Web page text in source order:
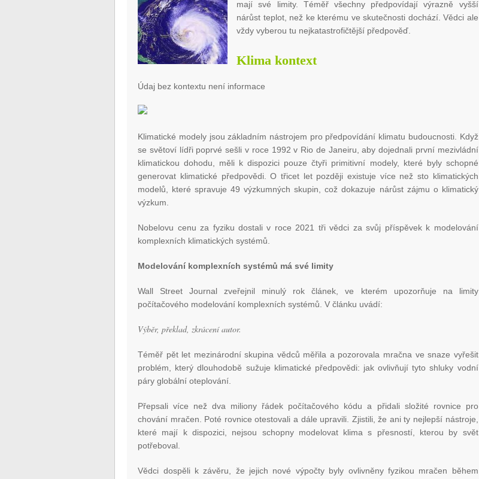
mají své limity. Téměř všechny předpovídají výrazně vyšší
nárůst teplot, než ke kterému ve skutečnosti dochází. Vědci ale
vždy vyberou tu nejkatastrofičtější předpověď.
Klima kontext
Údaj bez kontextu není informace
Klimatické modely jsou základním nástrojem pro předpovídání klimatu budoucnosti. Když
se světoví lídři poprvé sešli v roce 1992 v Rio de Janeiru, aby dojednali první mezivládní
klimatickou dohodu, měli k dispozici pouze čtyři primitivní modely, které byly schopné
generovat klimatické předpovědi. O třicet let později existuje více než sto klimatických
modelů, které spravuje 49 výzkumných skupin, což dokazuje nárůst zájmu o klimatický
výzkum.
Nobelovu cenu za fyziku dostali v roce 2021 tři vědci za svůj příspěvek k modelování
komplexních klimatických systémů.
Modelování komplexních systémů má své limity
Wall Street Journal zveřejnil minulý rok článek, ve kterém upozorňuje na limity
počítačového modelování komplexních systémů. V článku uvádí:
Výběr, překlad, zkrácení autor.
Téměř pět let mezinárodní skupina vědců měřila a pozorovala mračna ve snaze vyřešit
problém, který dlouhodobě sužuje klimatické předpovědi: jak ovlivňují tyto shluky vodní
páry globální oteplování.
Přepsali více než dva miliony řádek počítačového kódu a přidali složité rovnice pro
chování mračen. Poté rovnice otestovali a dále upravili. Zjistili, že ani ty nejlepší nástroje,
které mají k dispozici, nejsou schopny modelovat klima s přesností, kterou by svět
potřeboval.
Vědci dospěli k závěru, že jejich nové výpočty byly ovlivněny fyzikou mračen během